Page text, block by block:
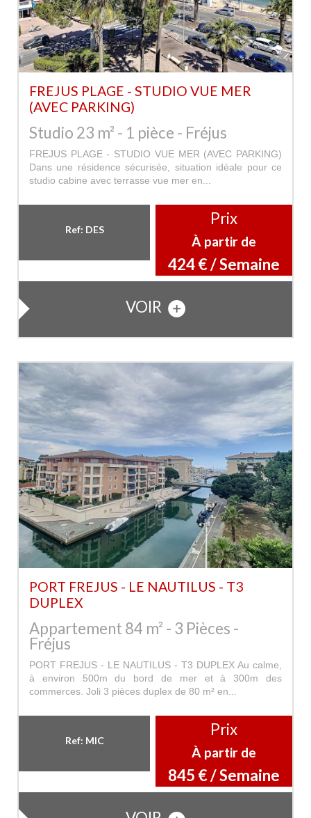
FREJUS PLAGE - STUDIO VUE MER
(AVEC PARKING)
Studio 23 m² - 1 pièce - Fréjus
FREJUS PLAGE - STUDIO VUE MER (AVEC PARKING)
Dans une résidence sécurisée, situation idéale pour ce
studio cabine avec terrasse vue mer en...
Ref: DES
Prix
À partir de
424 € / Semaine
VOIR
PORT FREJUS - LE NAUTILUS - T3
DUPLEX
Appartement 84 m² - 3 Pièces -
Fréjus
PORT FREJUS - LE NAUTILUS - T3 DUPLEX Au calme,
à environ 500m du bord de mer et à 300m des
commerces. Joli 3 pièces duplex de 80 m² en...
Ref: MIC
Prix
À partir de
845 € / Semaine